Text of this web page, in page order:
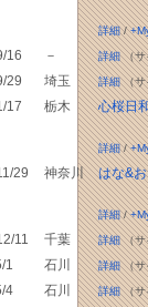
詳細/
16 － 詳細（サ
29 埼玉 詳細（サ
17 栃木 心桜日
詳細/
29 神奈川 はな&
詳細/
11 千葉 詳細（サ
1 石川 詳細（サ
4 石川 詳細（サ